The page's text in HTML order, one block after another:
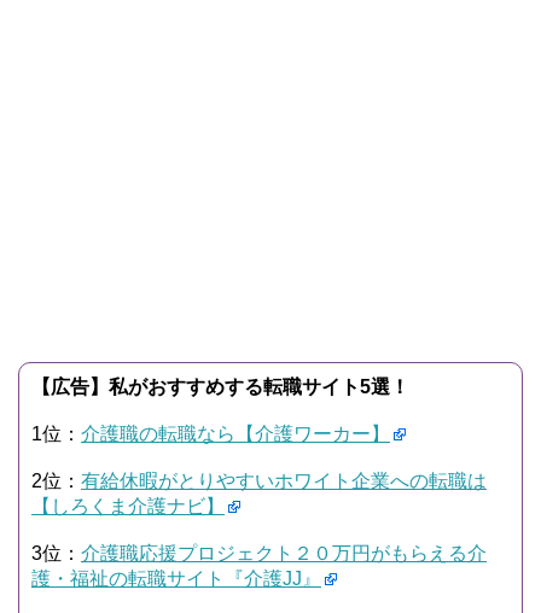
【広告】私がおすすめする転職サイト5選！
1位： 介護職の転職なら【介護ワーカー】
2位： 有給休暇がとりやすいホワイト企業への転職は
【しろくま介護ナビ】
3位： 介護職応援プロジェクト２０万円がもらえる介
護・福祉の転職サイト『介護JJ』